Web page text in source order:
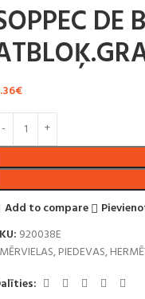
DE
€
Add to compare
920038E
PIEDEVAS,